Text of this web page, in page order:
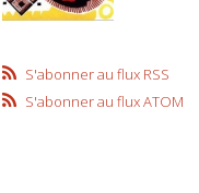
S'abonner au flux RSS
S'abonner au flux ATOM